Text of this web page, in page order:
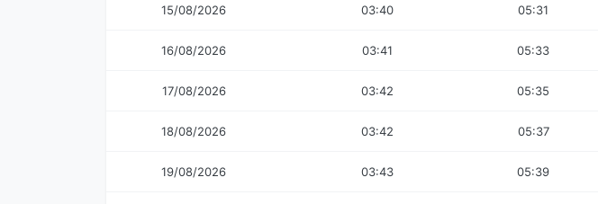
15/08/2026 03:40 05:31
16/08/2026 03:41 05:33
17/08/2026 03:42 05:35
18/08/2026 03:42 05:37
19/08/2026 03:43 05:39